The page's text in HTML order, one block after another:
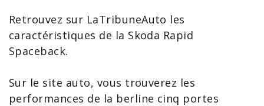
Retrouvez sur LaTribuneAuto les
caractéristiques de la Skoda Rapid
Spaceback.
Sur le site auto, vous trouverez les
performances de la berline cinq portes